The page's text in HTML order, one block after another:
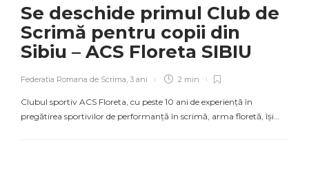
Se deschide primul Club de
Scrimă pentru copii din
Sibiu – ACS Floreta SIBIU
Federatia Romana de Scrima, 3 ani 2 min
Clubul sportiv ACS Floreta, cu peste 10 ani de experiență în
pregătirea sportivilor de performanță în scrimă, arma floretă, își…